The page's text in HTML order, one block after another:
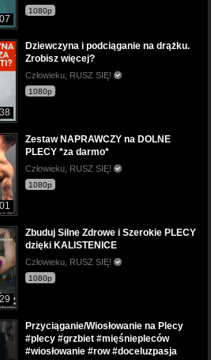
1080p
Dziewczyna i podciąganie na drążku.
Zrobisz więcej?
Człowieku, RUSZ SIĘ!
1080p
Zestaw NAPRAWCZY na DOLNE
PLECY *za darmo*
Człowieku, RUSZ SIĘ!
1080p
Zbuduj Silne Zdrowe i Szerokie PLECY
dzięki KALISTENICE
Człowieku, RUSZ SIĘ!
1080p
Przyciąganie/Wiosłowanie na Plecy
#plecy #grzbiet #mięśniepleców
#wiosłowanie #row #doceluzpasja